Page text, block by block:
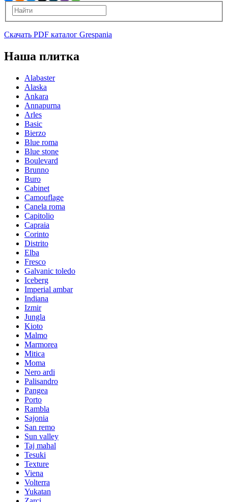
Скачать PDF каталог Grespania
Наша плитка
Alabaster
Alaska
Ankara
Annapurna
Arles
Basic
Bierzo
Blue roma
Blue stone
Boulevard
Brunno
Buro
Cabinet
Camouflage
Canela roma
Capitolio
Capraia
Corinto
Distrito
Elba
Fresco
Galvanic toledo
Iceberg
Imperial ambar
Indiana
Izmir
Jungla
Kioto
Malmo
Marmorea
Mitica
Moma
Nero ardi
Palisandro
Pangea
Porto
Rambla
Sajonia
San remo
Sun valley
Taj mahal
Tesuki
Texture
Viena
Volterra
Yukatan